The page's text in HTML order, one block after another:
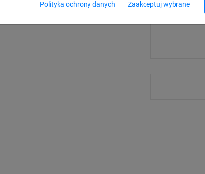
Polityka ochrony danych Zaakceptuj wybrane